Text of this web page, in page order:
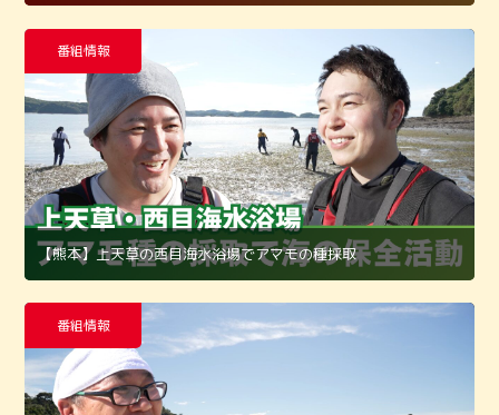
番組情報
【熊本】上天草の西目海水浴場でアマモの種採取
番組情報